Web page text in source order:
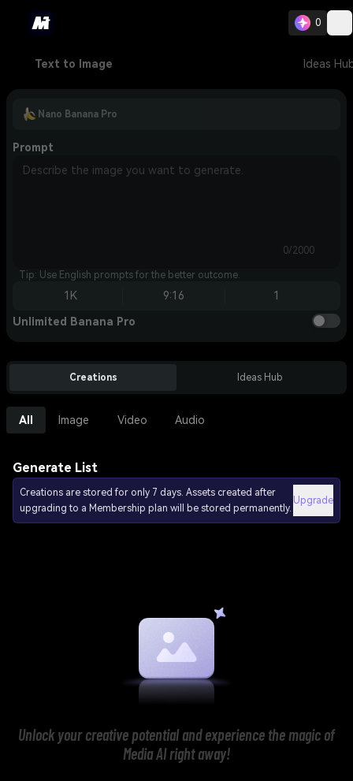
0
Text to Image Ideas
Nano Banana Pro
Prompt
0/2000
Tip: Use English prompts for the better outcome.
1K 9:16 1
Unlimited Banana Pro
Creations Ideas Hub
All Image Video Audio
Generate List
Creations are stored for only 7 days. Assets created after
upgrading to a Membership plan will be stored permanently.
Upgrade
Unlock your creative potential and experience the magic of
Media AI right away!